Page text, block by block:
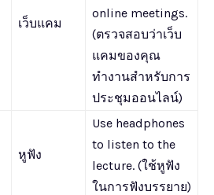
เว็บแคม
online meetings.
(ตรวจสอบว่าเว็บ
แคมของคุณ
ทำงานสำหรับการ
ประชุมออนไลน์)
หูฟัง
Use headphones
to listen to the
lecture. (ใช้หูฟัง
ในการฟังบรรยาย)